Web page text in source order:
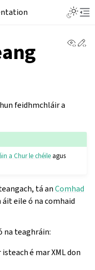
feidhmchláir a
a Chur le chéile agus
tá anComhad
eile ó na comhaid
na teaghráin:
é mar XML don